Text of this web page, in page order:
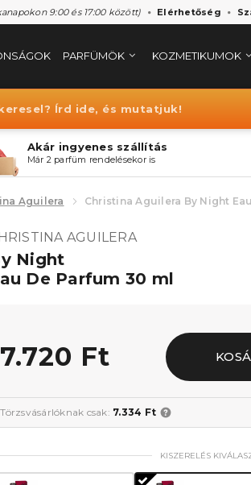
9:00 és 17:00 között) Elérhetőség
PARFÜMÖK KOZMETIKUMOK
Írd ide, és mutatjuk!
Akár ingyenes szállítás
Már 2 parfüm rendelésekor is
Aguilera Christina Aguilera By Night
AGUILERA
Night
De Parfum 30 ml
7.720 Ft
Törzsvásárlóknak csak: 7.334 Ft
KISZERELÉS